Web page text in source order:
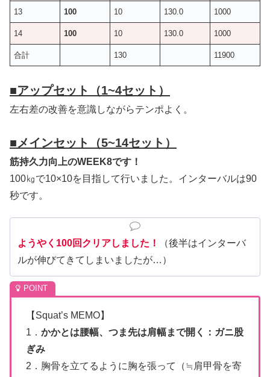
13 100 10 130.0 1000
14 100 10 130.0 1000
合計 130 11900
■アップセット（1~4セット）
左右差の改善を意識しながらテンポよく。
■メインセット（5~14セット）
筋持久力向上のWEEK8です！
100㎏で10×10を目指して行いました。インターバルは90
秒です。
ようやく100回クリアしました！
（後半はインターバ
ルが伸びてきてしまいましたが…）
【Squat’s MEMO】
1． かかとは腰幅、つま先は肩幅まで開く：ガニ股
ぎみ
2．胸骨を立てるように胸を張って（≒肩甲骨を寄